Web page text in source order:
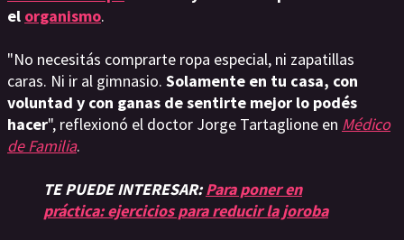
el organismo.
"No necesitás comprarte ropa especial, ni zapatillas
caras. Ni ir al gimnasio. Solamente en tu casa, con
voluntad y con ganas de sentirte mejor lo podés
hacer", reflexionó el doctor Jorge Tartaglione en Médico
de Familia.
TE PUEDE INTERESAR:Para poner en
práctica: ejercicios para reducir la joroba